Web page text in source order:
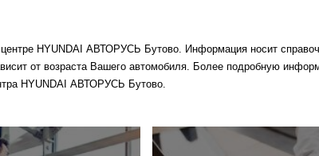
HYUNDAI АВТОРУСЬ Бутово. Информация носит
от возраста Вашего автомобиля. Более подробную
HYUNDAI АВТОРУСЬ Бутово.